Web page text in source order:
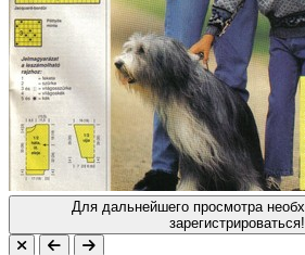
Для дальнейшего просмотра необходимо войти или
зарегистрироваться!